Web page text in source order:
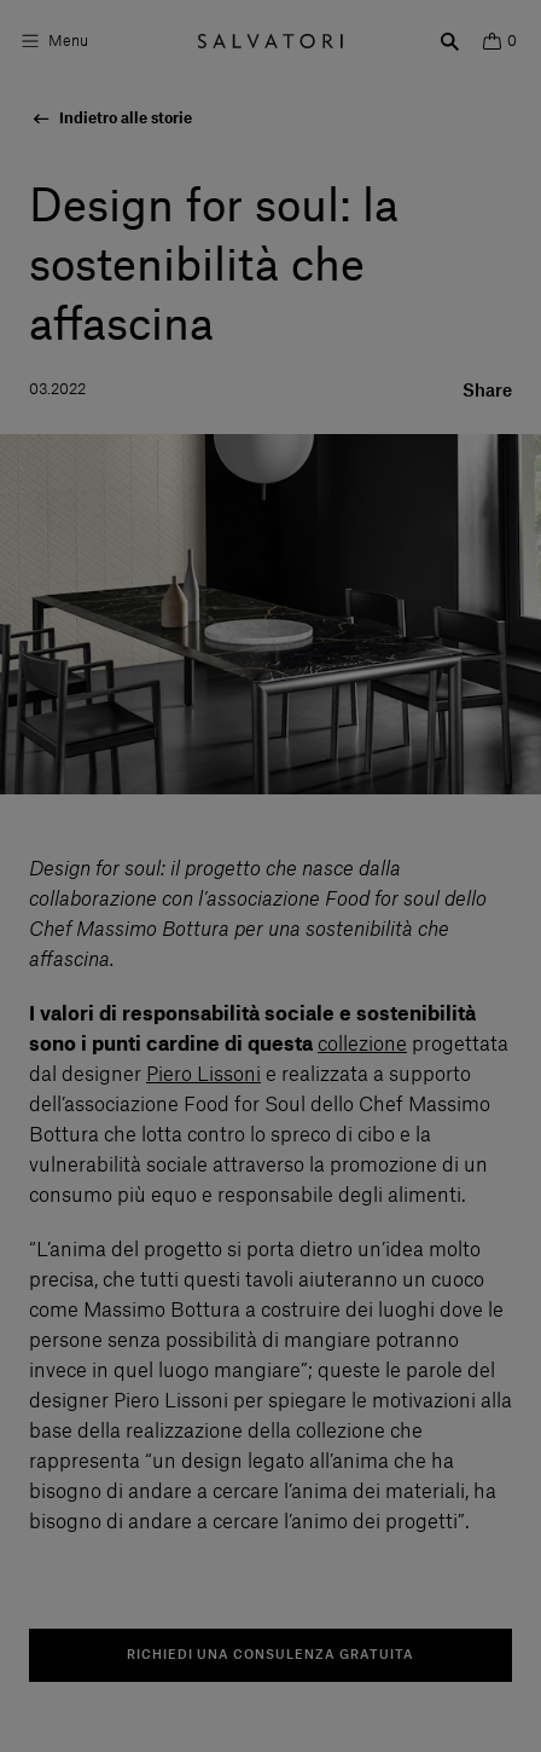
Menu 0
Arredo bagno
Servizi al cliente
Accedi
Italiano
Indietro alle storie
Design for soul: la
sostenibilità che
affascina
03.2022 Share
Design for soul: il progetto che nasce dalla
collaborazione con l’associazione Food for soul dello
Chef Massimo Bottura per una sostenibilità che
affascina.
I valori di responsabilità sociale e sostenibilità
sono i punti cardine di questa collezione progettata
dal designer Piero Lissoni e realizzata a supporto
dell’associazione Food for Soul dello Chef Massimo
Bottura che lotta contro lo spreco di cibo e la
vulnerabilità sociale attraverso la promozione di un
consumo più equo e responsabile degli alimenti.
“L’anima del progetto si porta dietro un’idea molto
precisa, che tutti questi tavoli aiuteranno un cuoco
come Massimo Bottura a costruire dei luoghi dove le
persone senza possibilità di mangiare potranno
invece in quel luogo mangiare”; queste le parole del
designer Piero Lissoni per spiegare le motivazioni alla
base della realizzazione della collezione che
rappresenta “un design legato all’anima che ha
bisogno di andare a cercare l’anima dei materiali, ha
bisogno di andare a cercare l’animo dei progetti”.
RICHIEDI UNA CONSULENZA GRATUITA